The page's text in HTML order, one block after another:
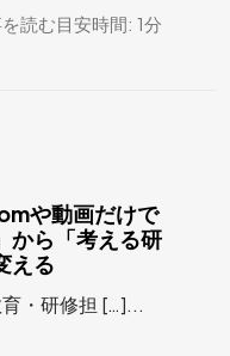
読む目安時間: 1分
や動画だけで
から「考える研
える
・研修担 […]...
Reserved.
く表記